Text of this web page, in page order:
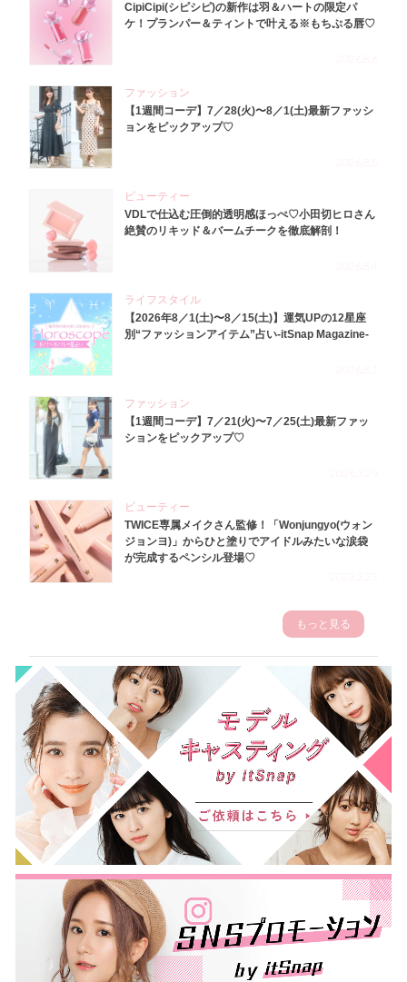
CipiCipi(シピシピ)の新作は羽＆ハートの限定パ
ケ！プランパー＆ティントで叶える※もちぷる唇♡
ファッション
【1週間コーデ】7／28(火)〜8／1(土)最新ファッシ
ョンをピックアップ♡
ビューティー
VDLで仕込む圧倒的透明感ほっぺ♡小田切ヒロさん
絶賛のリキッド＆バームチークを徹底解剖！
ライフスタイル
【2026年8／1(土)〜8／15(土)】運気UPの12星座
別“ファッションアイテム”占い-itSnap Magazine-
ファッション
【1週間コーデ】7／21(火)〜7／25(土)最新ファッ
ションをピックアップ♡
ビューティー
TWICE専属メイクさん監修！「Wonjungyo(ウォン
ジョンヨ)」からひと塗りでアイドルみたいな涙袋
が完成するペンシル登場♡
もっと見る